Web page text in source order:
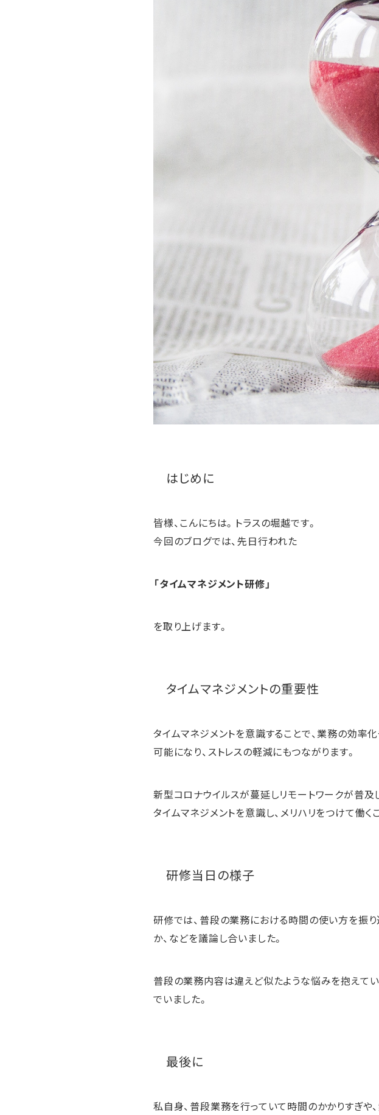
はじめに
皆様、こんにちは。トラスの堀越です。
今回のブログでは、先日行われた
「タイムマネジメント研修」
を取り上げます。
タイムマネジメントの重要性
タイムマネジメントを意識することで、業務の効率
可能になり、ストレスの軽減にもつながります。
新型コロナウイルスが蔓延しリモートワークが普及
タイムマネジメントを意識し、メリハリをつけて働く
研修当日の様子
研修では、普段の業務における時間の使い方を振
か、などを議論し合いました。
普段の業務内容は違えど似たような悩みを抱えて
でいました。
最後に
私自身、普段業務を行っていて時間のかかりすぎや